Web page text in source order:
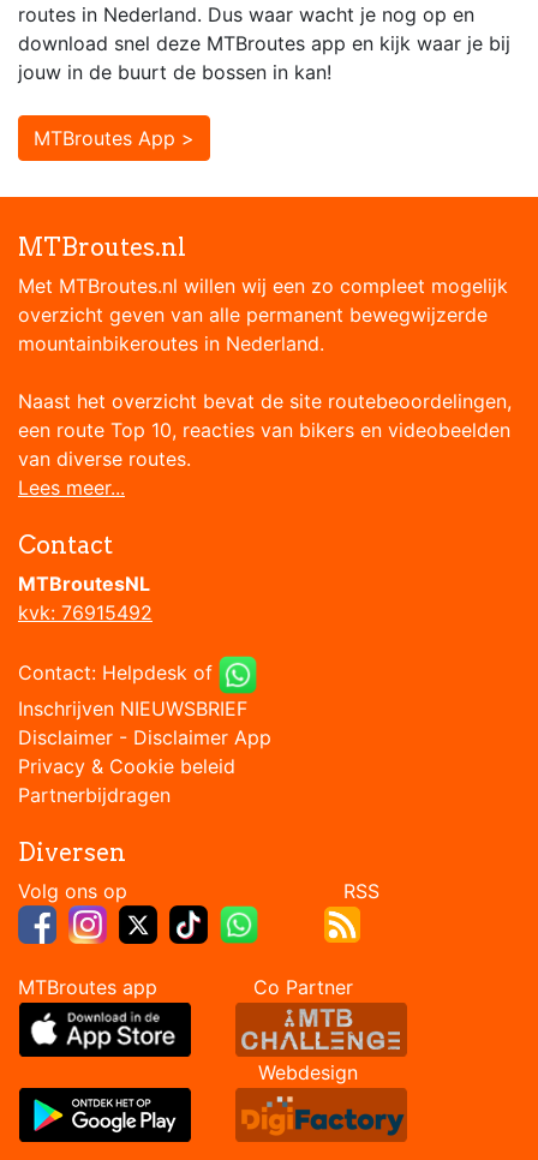
routes in Nederland. Dus waar wacht je nog op en
download snel deze MTBroutes app en kijk waar je bij
jouw in de buurt de bossen in kan!
MTBroutes App >
MTBroutes.nl
Met MTBroutes.nl willen wij een zo compleet mogelijk
overzicht geven van alle permanent bewegwijzerde
mountainbikeroutes in Nederland.
Naast het overzicht bevat de site routebeoordelingen,
een route Top 10, reacties van bikers en videobeelden
van diverse routes.
Lees meer...
Contact
MTBroutesNL
kvk: 76915492
Contact: Helpdesk of
Inschrijven NIEUWSBRIEF
Disclaimer - Disclaimer App
Privacy & Cookie beleid
Partnerbijdragen
Diversen
Volg ons op RSS
MTBroutes app Co Partner
Webdesign